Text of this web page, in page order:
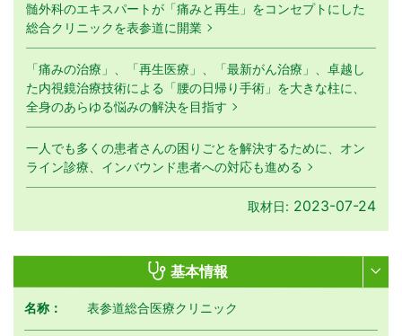
髄外科のエキスパートが「痛みと再生」をコンセプトにした
総合クリニックを表参道に開業
「痛みの治療」、「再生医療」、「最新がん治療」、卓越し
た内視鏡治療技術による「腰の日帰り手術」を大きな柱に、
全身のあらゆる悩みの解決を目指す
一人でも多くの患者さんの困りごとを解決するために、オン
ライン診療、インバウンド患者への対応も進める
取材日: 2023-07-24
基本情報
名称： 表参道総合医療クリニック